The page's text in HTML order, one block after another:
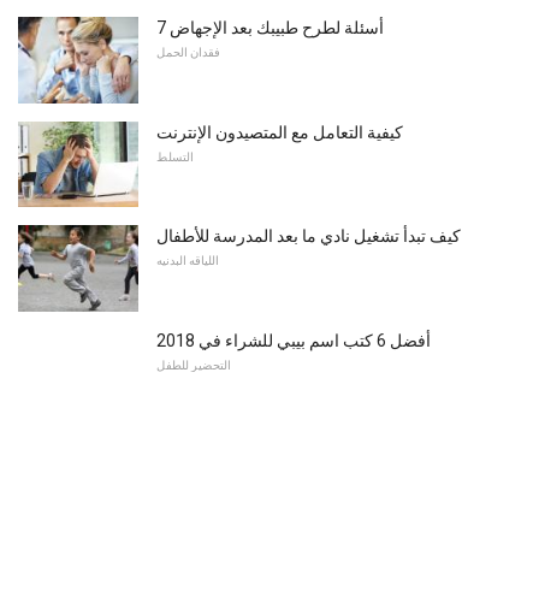
7 أسئلة لطرح طبيبك بعد الإجهاض
فقدان الحمل
كيفية التعامل مع المتصيدون الإنترنت
التسلط
كيف تبدأ تشغيل نادي ما بعد المدرسة للأطفال
اللياقه البدنيه
أفضل 6 كتب اسم بيبي للشراء في 2018
التحضير للطفل